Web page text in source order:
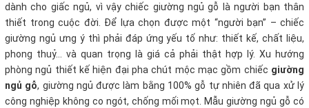
dành cho giấc ngủ, vì vậy chiếc giường ngủ gỗ là người bạn thân
thiết trong cuộc đời. Để lựa chọn được một “người bạn” – chiếc
giường ngủ ưng ý thì phải đáp ứng yếu tố như: thiết kế, chất liệu,
phong thuỷ… và quan trọng là giá cả phải thật hợp lý. Xu hướng
phòng ngủ thiết kế hiện đại pha chút mộc mạc gồm chiếc giường
ngủ gỗ, giường ngủ được làm bằng 100% gỗ tự nhiên đã qua xử lý
công nghiệp không co ngót, chống mối mọt. Mẫu giường ngủ gỗ có